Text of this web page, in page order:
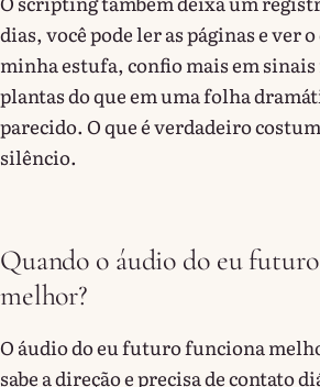
dias, você pode ler as páginas e ver
minha estufa, confio mais em
plantas do que em uma folha
parecido. O que é verdadeiro
silêncio.
Quando o áudio do eu
melhor?
O áudio do eu futuro funciona
sabe a direção e precisa de contato